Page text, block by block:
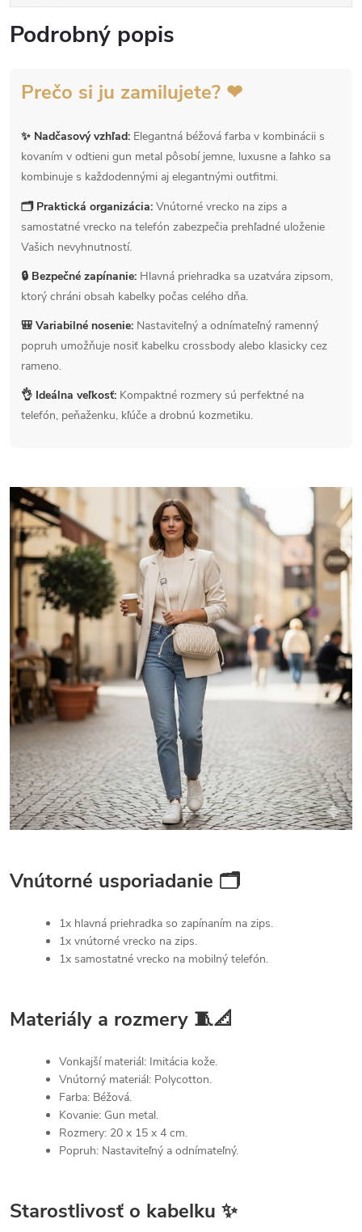
Podrobný popis
Prečo si ju zamilujete? ❤
✨ Nadčasový vzhľad: Elegantná béžová farba v kombinácii s
kovaním v odtieni gun metal pôsobí jemne, luxusne a ľahko sa
kombinuje s každodennými aj elegantnými outfitmi.
🗂 Praktická organizácia: Vnútorné vrecko na zips a
samostatné vrecko na telefón zabezpečia prehľadné uloženie
Vašich nevyhnutností.
🔒 Bezpečné zapínanie: Hlavná priehradka sa uzatvára zipsom,
ktorý chráni obsah kabelky počas celého dňa.
🎒 Variabilné nosenie: Nastaviteľný a odnímateľný ramenný
popruh umožňuje nosiť kabelku crossbody alebo klasicky cez
rameno.
👌 Ideálna veľkosť: Kompaktné rozmery sú perfektné na
telefón, peňaženku, kľúče a drobnú kozmetiku.
Vnútorné usporiadanie 🗂
1x hlavná priehradka so zapínaním na zips.
1x vnútorné vrecko na zips.
1x samostatné vrecko na mobilný telefón.
Materiály a rozmery 🧵📐
Vonkajší materiál: Imitácia kože.
Vnútorný materiál: Polycotton.
Farba: Béžová.
Kovanie: Gun metal.
Rozmery: 20 x 15 x 4 cm.
Popruh: Nastaviteľný a odnímateľný.
Starostlivosť o kabelku ✨